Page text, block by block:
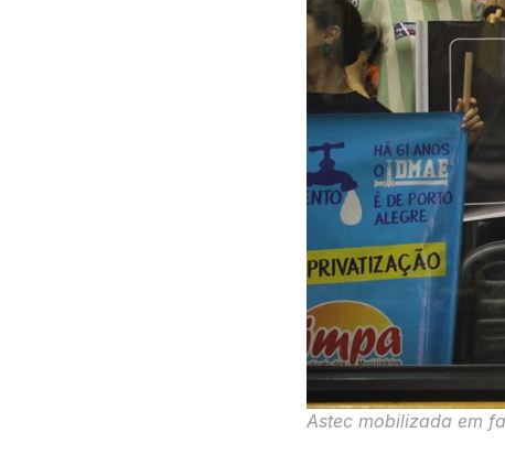
Astec mobilizada em